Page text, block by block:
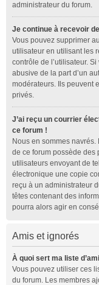
administrateur du forum.
Je continue à recevoir
Vous pouvez supprimer
utilisateur en utilisant les
contrôle de l’utilisateur.
abusive de la part d’un
modérateurs. Ils peuvent
privés.
J’ai reçu un courrier
ce forum !
Nous en sommes
de ce forum possède des
utilisateurs envoyant de
électronique une copie
reçu à un administrateur
têtes contenant des
pourra alors agir en
Amis et ignorés
À quoi sert ma liste
Vous pouvez utiliser ces
du forum. Les membres